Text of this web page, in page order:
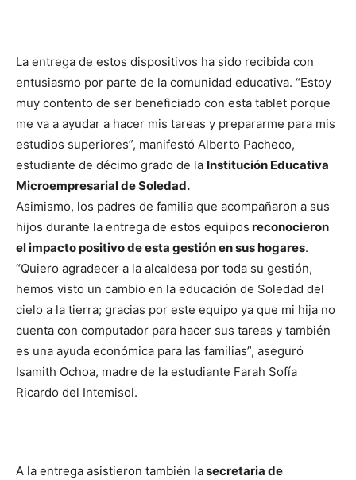
La entrega de estos dispositivos ha sido recibida con
entusiasmo por parte de la comunidad educativa. “Estoy
muy contento de ser beneficiado con esta tablet porque
me va a ayudar a hacer mis tareas y prepararme para mis
estudios superiores”, manifestó Alberto Pacheco,
estudiante de décimo grado de la Institución Educativa
Microempresarial de Soledad.
Asimismo, los padres de familia que acompañaron a sus
hijos durante la entrega de estos equipos reconocieron
el impacto positivo de esta gestión en sus hogares.
“Quiero agradecer a la alcaldesa por toda su gestión,
hemos visto un cambio en la educación de Soledad del
cielo a la tierra; gracias por este equipo ya que mi hija no
cuenta con computador para hacer sus tareas y también
es una ayuda económica para las familias”, aseguró
Isamith Ochoa, madre de la estudiante Farah Sofía
Ricardo del Intemisol.
A la entrega asistieron también lasecretaria de